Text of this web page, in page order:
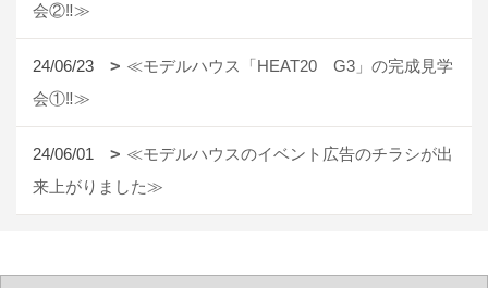
会②‼≫
24/06/23
≪モデルハウス「HEAT20 G3」の完成見学
会①‼≫
24/06/01
≪モデルハウスのイベント広告のチラシが出
来上がりました≫